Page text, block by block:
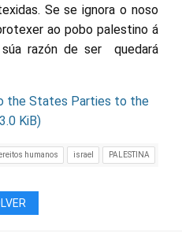
Se se ignora o noso
ao pobo palestino á
razón de ser quedará
the States Parties to the
KiB)
humanos israel PALESTINA